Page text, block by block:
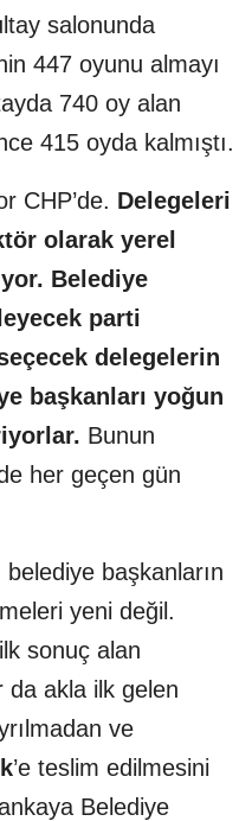
salonunda
447 oyunu almayı
740 oy alan
415 oyda kalmıştı.
CHP’de. Delegeleri
olarak yerel
Belediye
parti
delegelerin
başkanları yoğun
Bunun
her geçen gün
başkanların
yeni değil.
sonuç alan
da akla ilk gelen
ve
’e teslim edilmesini
Belediye